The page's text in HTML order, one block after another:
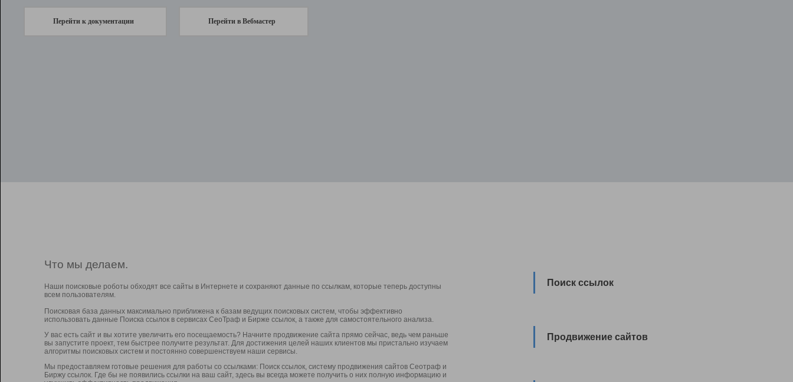
Перейти к документации Перейти в Вебмастер
Что мы делаем.
Наши поисковые роботы обходят все сайты в Интернете и сохраняют данные по ссылкам, которые теперь доступны
всем пользователям.
Поисковая база данных максимально приближена к базам ведущих поисковых систем, чтобы эффективно
использовать данные Поиска ссылок в сервисах СеоТраф и Бирже ссылок, а также для самостоятельного анализа.
У вас есть сайт и вы хотите увеличить его посещаемость? Начните продвижение сайта прямо сейчас, ведь чем раньше
вы запустите проект, тем быстрее получите результат. Для достижения целей наших клиентов мы пристально изучаем
алгоритмы поисковых систем и постоянно совершенствуем наши сервисы.
Мы предоставляем готовые решения для работы со ссылками: Поиск ссылок, систему продвижения сайтов Сеотраф и
Биржу ссылок. Где бы не появились ссылки на ваш сайт, здесь вы всегда можете получить о них полную информацию и
Поиск ссылок
Продвижение сайтов